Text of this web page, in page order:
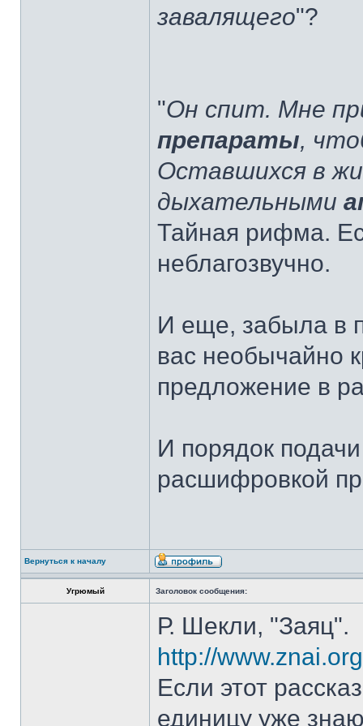
завалящего"?
"Он спит. Мне
препараты,
Оставшихся в
дыхательными
Тайная рифма.
неблагозвучно.
И еще, забыла в
вас необычайно
предложение в
И порядок
расшифровкой
Вернуться к началу
Угрюмый Заголовок сообщения:
Р. Шекли, "Заяц".
http://
Если этот
единицу уже